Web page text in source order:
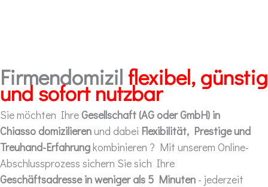
Firmendomizil flexibel, günstig
und sofort nutzbar
Sie möchten Ihre Gesellschaft (AG oder GmbH) in
Chiasso domizilierenund dabei Flexibilität, Prestige und
Treuhand-Erfahrungkombinieren ? Mit unserem Online-
Abschlussprozess sichern Sie sich Ihre
Geschäftsadresse in weniger als 5 Minuten - jederzeit